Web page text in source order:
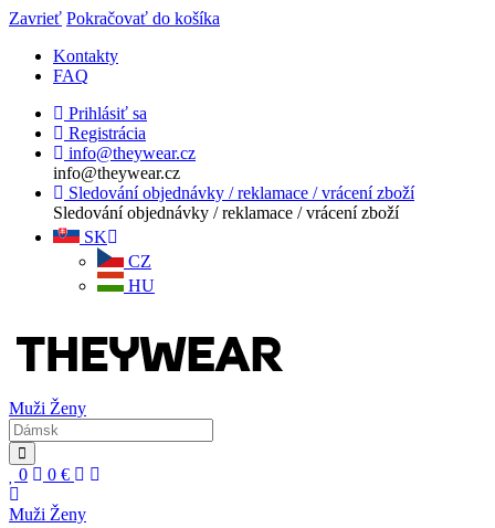
Zavrieť Pokračovať do košíka
Kontakty
FAQ
Prihlásiť sa
Registrácia
info@theywear.cz
info@theywear.cz
Sledování objednávky / reklamace / vrácení zboží
Sledování objednávky / reklamace / vrácení zboží
SK
CZ
HU
Muži Ženy
0 0 €
Muži Ženy